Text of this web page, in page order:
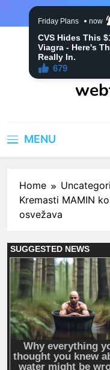
MENU
Home
Kremasti MAMIN
osvežava